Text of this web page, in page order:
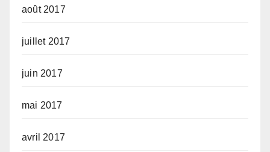
août 2017
juillet 2017
juin 2017
mai 2017
avril 2017